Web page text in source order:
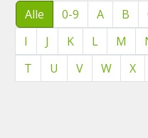
Alle 0-9 A B
I
J K L M
T
U V W X